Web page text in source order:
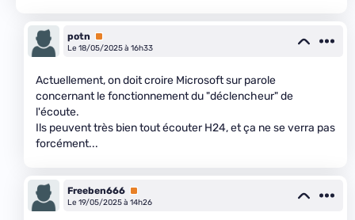
potn
Premium
Le 18/05/2025 à 16h33
Actuellement, on doit croire Microsoft sur parole
concernant le fonctionnement du "déclencheur" de
l'écoute.
Ils peuvent très bien tout écouter H24, et ça ne se verra pas
forcément...
Freeben666 Premium
Le 19/05/2025 à 14h26